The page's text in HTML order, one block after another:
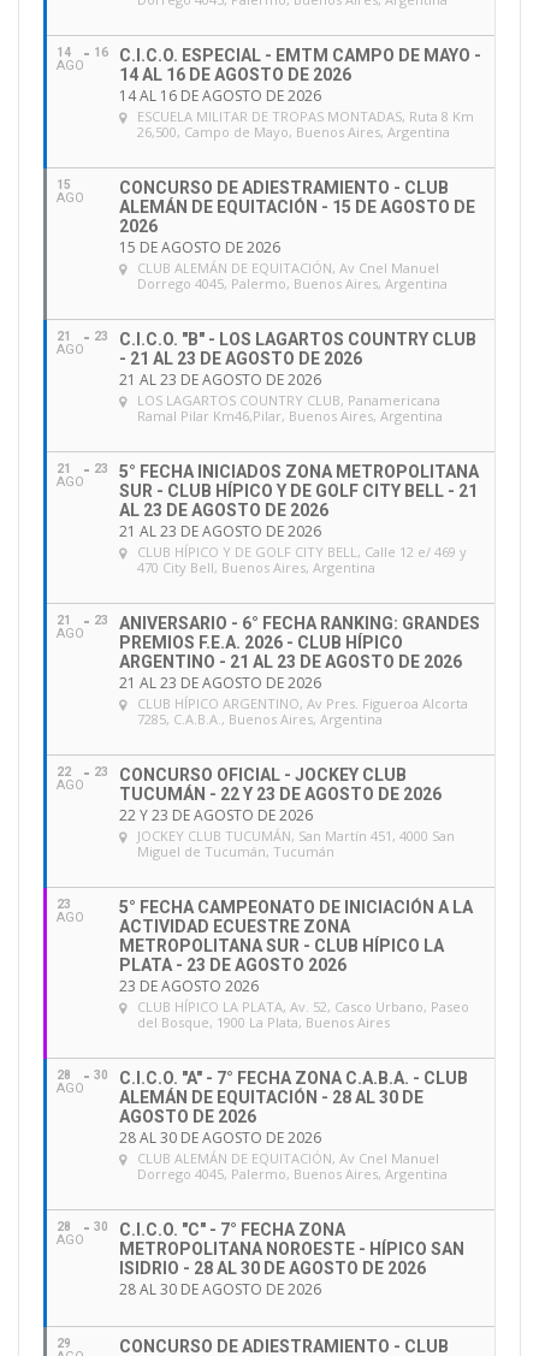
14
AGO
16
C.I.C.O. ESPECIAL - EMTM CAMPO DE MAYO -
14 AL 16 DE AGOSTO DE 2026
14 AL 16 DE AGOSTO DE 2026
ESCUELA MILITAR DE TROPAS MONTADAS, Ruta 8 Km
26,500, Campo de Mayo, Buenos Aires, Argentina
15
AGO
CONCURSO DE ADIESTRAMIENTO - CLUB
ALEMÁN DE EQUITACIÓN - 15 DE AGOSTO DE
2026
15 DE AGOSTO DE 2026
CLUB ALEMÁN DE EQUITACIÓN, Av Cnel Manuel
Dorrego 4045, Palermo, Buenos Aires, Argentina
21
AGO
23
C.I.C.O. "B" - LOS LAGARTOS COUNTRY CLUB
- 21 AL 23 DE AGOSTO DE 2026
21 AL 23 DE AGOSTO DE 2026
LOS LAGARTOS COUNTRY CLUB, Panamericana
Ramal Pilar Km46,Pilar, Buenos Aires, Argentina
21
AGO
23
5° FECHA INICIADOS ZONA METROPOLITANA
SUR - CLUB HÍPICO Y DE GOLF CITY BELL - 21
AL 23 DE AGOSTO DE 2026
21 AL 23 DE AGOSTO DE 2026
CLUB HÍPICO Y DE GOLF CITY BELL, Calle 12 e/ 469 y
470 City Bell, Buenos Aires, Argentina
21
AGO
23
ANIVERSARIO - 6° FECHA RANKING: GRANDES
PREMIOS F.E.A. 2026 - CLUB HÍPICO
ARGENTINO - 21 AL 23 DE AGOSTO DE 2026
21 AL 23 DE AGOSTO DE 2026
CLUB HÍPICO ARGENTINO, Av Pres. Figueroa Alcorta
7285, C.A.B.A., Buenos Aires, Argentina
22
AGO
23
CONCURSO OFICIAL - JOCKEY CLUB
TUCUMÁN - 22 Y 23 DE AGOSTO DE 2026
22 Y 23 DE AGOSTO DE 2026
JOCKEY CLUB TUCUMÁN, San Martín 451, 4000 San
Miguel de Tucumán, Tucumán
23
AGO
5° FECHA CAMPEONATO DE INICIACIÓN A LA
ACTIVIDAD ECUESTRE ZONA
METROPOLITANA SUR - CLUB HÍPICO LA
PLATA - 23 DE AGOSTO 2026
23 DE AGOSTO 2026
CLUB HÍPICO LA PLATA, Av. 52, Casco Urbano, Paseo
del Bosque, 1900 La Plata, Buenos Aires
28
AGO
30
C.I.C.O. "A" - 7° FECHA ZONA C.A.B.A. - CLUB
ALEMÁN DE EQUITACIÓN - 28 AL 30 DE
AGOSTO DE 2026
28 AL 30 DE AGOSTO DE 2026
CLUB ALEMÁN DE EQUITACIÓN, Av Cnel Manuel
Dorrego 4045, Palermo, Buenos Aires, Argentina
28
AGO
30
C.I.C.O. "C" - 7° FECHA ZONA
METROPOLITANA NOROESTE - HÍPICO SAN
ISIDRIO - 28 AL 30 DE AGOSTO DE 2026
28 AL 30 DE AGOSTO DE 2026
29
CONCURSO DE ADIESTRAMIENTO - CLUB